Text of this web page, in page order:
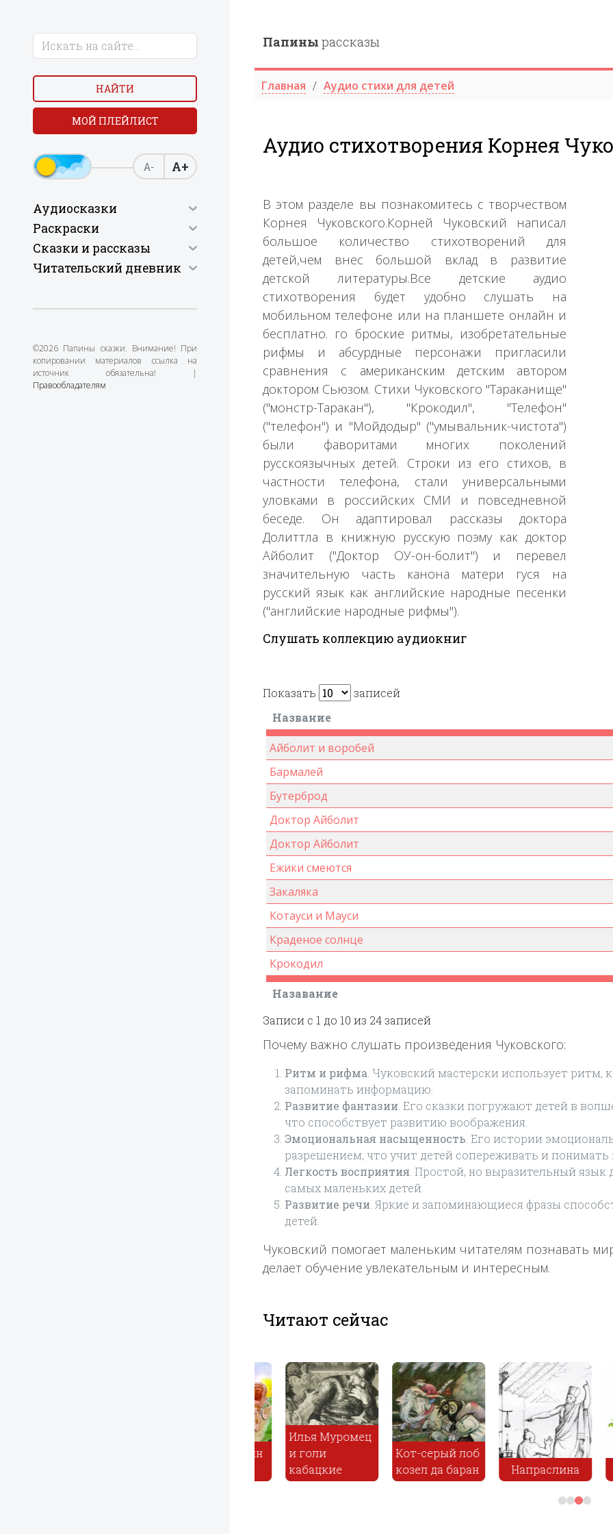
НАЙТИ
МОЙ ПЛЕЙЛИСТ
А- А+
Аудиосказки
Раскраски
Сказки и рассказы
Читательский дневник
©2026 Папины сказки. Внимание! При
копировании материалов ссылка на
источник обязательна! |
Правообладателям
Папины рассказы
Главная Аудио стихи для детей
Аудио стихотворения Корнея
В этом разделе вы познакомитесь с творчеством
Корнея Чуковского.Корней Чуковский написал
большое количество стихотворений для
детей,чем внес большой вклад в развитие
детской литературы.Все детские аудио
стихотворения будет удобно слушать на
мобильном телефоне или на планшете онлайн и
бесплатно. го броские ритмы, изобретательные
рифмы и абсурдные персонажи пригласили
сравнения с американским детским автором
доктором Сьюзом. Стихи Чуковского "Тараканище"
("монстр-Таракан"), "Крокодил", "Телефон"
("телефон") и "Мойдодыр" ("умывальник-чистота")
были фаворитами многих поколений
русскоязычных детей. Строки из его стихов, в
частности телефона, стали универсальными
уловками в российских СМИ и повседневной
беседе. Он адаптировал рассказы доктора
Долиттла в книжную русскую поэму как доктор
Айболит ("Доктор ОУ-он-болит") и перевел
значительную часть канона матери гуся на
русский язык как английские народные песенки
("английские народные рифмы").
Слушать коллекцию аудиокниг
Показать записей
Название
Назавание
Айболит и воробей
Бармалей
Бутерброд
Доктор Айболит
Доктор Айболит
Ежики смеются
Закаляка
Котауси и Мауси
Краденое солнце
Крокодил
Записи с 1 до 10 из 24 записей
Почему важно слушать произведения Чуковского:
Ритм и рифма . Чуковский мастерски использует
запоминать информацию.
Развитие фантазии . Его сказки погружают детей в
что способствует развитию воображения.
Эмоциональная насыщенность . Его истории
разрешением, что учит детей сопереживать и понимать
Легкость восприятия . Простой, но выразительный
самых маленьких детей.
Развитие речи . Яркие и запоминающиеся фразы
детей.
Чуковский помогает маленьким читателям познавать
делает обучение увлекательным и интересным.
Читают сейчас
Илья Муромец
и голи
кабацкие
Кот-серый лоб
козел да баран
Напраслина